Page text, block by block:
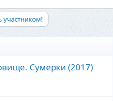
участником!
Сумерки (2017)